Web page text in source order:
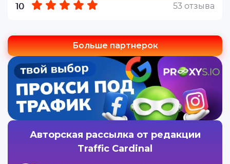
10 53 отзыва
Больше партнерок
Авторская рассылка от редакции
Traffic Cardinal